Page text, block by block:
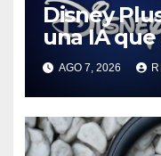
Disney
una IA
quieres ver
AGO 7, 2026